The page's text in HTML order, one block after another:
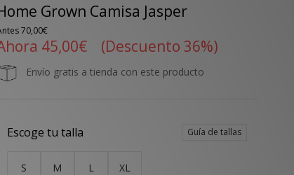
Grown Camisa Jasper
70,00€
45,00€ (Descuento 36%)
Envío gratis a tienda con este producto
Escoge tu talla Guía de tallas
S M L XL